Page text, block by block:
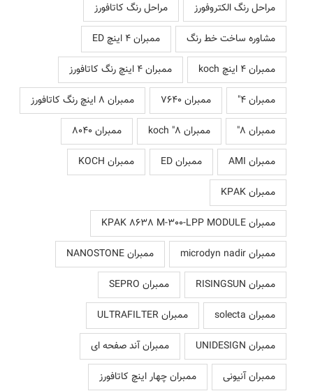
مراحل رنگ الکتروفورز
مراحل رنگ کاتافورز
مشاوره ساخت خط رنگ
ممبران 4 اینچ ED
ممبران 4 اینچ koch
ممبران 4 اینچ رنگ کاتافورز
ممبران 4"
ممبران 7640
ممبران 8 اینچ رنگ کاتافورز
ممبران 8"
ممبران 8" koch
ممبران 8040
ممبران AMI
ممبران ED
ممبران KOCH
ممبران KPAK
ممبران KPAK 8638 M-300-LPP MODULE
ممبران microdyn nadir
ممبران NANOSTONE
ممبران RISINGSUN
ممبران SEPRO
ممبران solecta
ممبران ULTRAFILTER
ممبران UNIDESIGN
ممبران آند صفحه ای
ممبران آنیونی
ممبران چهار اینچ کاتافورز